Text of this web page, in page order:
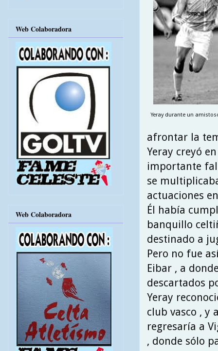
Yeray durante un
afrontar la
Yeray creyó
importante
se
actuaciones
Él había
banquillo
destinado a
Pero no fue
Eibar , a
descartados
Yeray
club vasco , y
regresaría a
, donde sólo
Web Colaboradora
Web Colaboradora